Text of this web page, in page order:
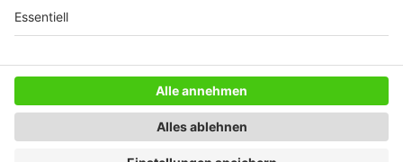
Datenschutz
Newsletter